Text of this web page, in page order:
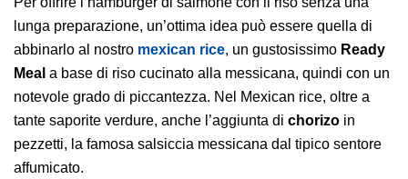
lunga preparazione, un’ottima idea può essere quella di
abbinarlo al nostro mexican rice, un gustosissimo Ready
Meal a base di riso cucinato alla messicana, quindi con un
notevole grado di piccantezza. Nel Mexican rice, oltre a
tante saporite verdure, anche l’aggiunta di chorizo in
pezzetti, la famosa salsiccia messicana dal tipico sentore
affumicato.